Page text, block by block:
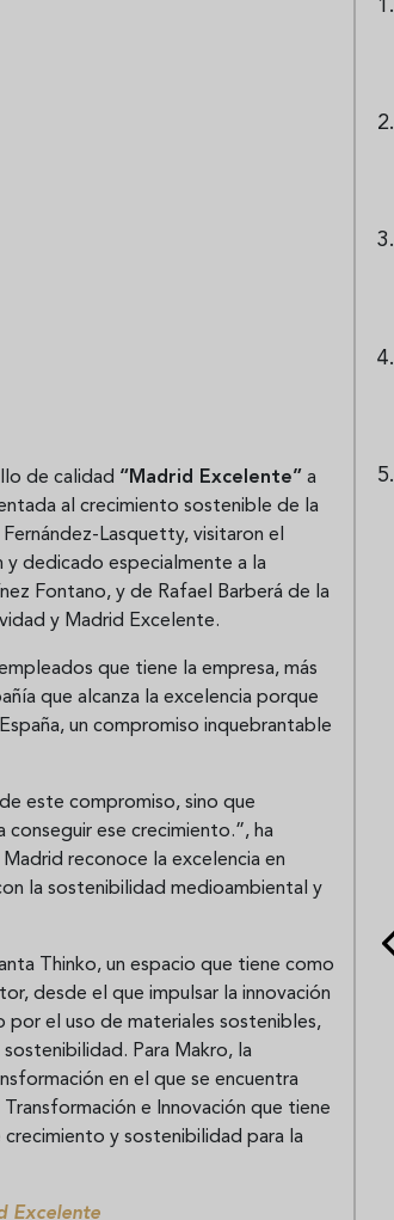
de calidad “Madrid Excelente” a
al crecimiento sostenible de la
Lasquetty, visitaron el
dedicado especialmente a la
Fontano, y de Rafael Barberá de la
y Madrid Excelente.
que tiene la empresa, más
que alcanza la excelencia porque
un compromiso inquebrantable
este compromiso, sino que
conseguir ese crecimiento.”, ha
reconoce la excelencia en
la sostenibilidad medioambiental y
Thinko, un espacio que tiene como
desde el que impulsar la innovación
por el uso de materiales sostenibles,
Para Makro, la
en el que se encuentra
e Innovación que tiene
y sostenibilidad para la
Excelente